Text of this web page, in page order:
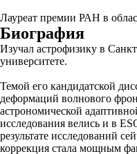
Лауреат премии РАН в
Биография
Изучал астрофизику в
университете.
Темой его кандидатской
деформаций волнового
астрономической
исследования велись и в
результате исследований
коррекция стала мощным